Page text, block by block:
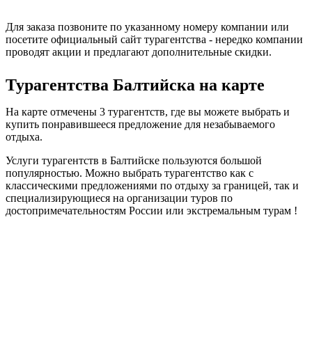
Для заказа позвоните по указанному номеру компании или
посетите официальный сайт турагентства - нередко компании
проводят акции и предлагают дополнительные скидки.
Турагентства Балтийска на карте
На карте отмечены 3 турагентств, где вы можете выбрать и
купить понравившееся предложение для незабываемого
отдыха.
Услуги турагентств в Балтийске пользуются большой
популярностью. Можно выбрать турагентство как с
классическими предложениями по отдыху за границей, так и
специализирующиеся на организации туров по
достопримечательностям России или экстремальным турам !